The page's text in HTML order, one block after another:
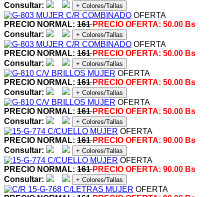
Consultar:
+ Colores/Tallas
OFERTA
PRECIO NORMAL: 161PRECIO OFERTA: 50.00 Bs
Consultar:
+ Colores/Tallas
OFERTA
PRECIO NORMAL: 161PRECIO OFERTA: 50.00 Bs
Consultar:
+ Colores/Tallas
OFERTA
PRECIO NORMAL: 161PRECIO OFERTA: 50.00 Bs
Consultar:
+ Colores/Tallas
OFERTA
PRECIO NORMAL: 161PRECIO OFERTA: 50.00 Bs
Consultar:
+ Colores/Tallas
OFERTA
PRECIO NORMAL: 161PRECIO OFERTA: 90.00 Bs
Consultar:
+ Colores/Tallas
OFERTA
PRECIO NORMAL: 161PRECIO OFERTA: 90.00 Bs
Consultar:
+ Colores/Tallas
OFERTA